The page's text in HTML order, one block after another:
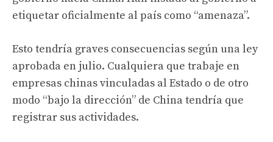
etiquetar oficialmente al país como “amenaza”.
Esto tendría graves consecuencias según una ley
aprobada en julio. Cualquiera que trabaje en
empresas chinas vinculadas al Estado o de otro
modo “bajo la dirección” de China tendría que
registrar sus actividades.